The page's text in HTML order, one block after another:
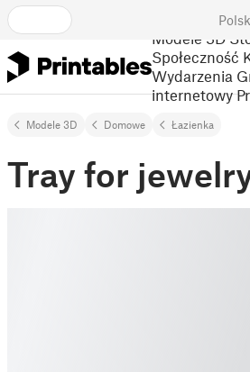
Modele 3D
Społeczność
Wydarzenia
internetowy
Modele 3D Domowe Łazienka
Tray for